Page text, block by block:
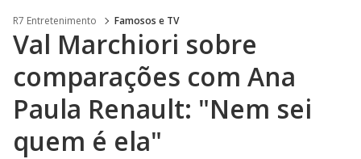
R7 Entretenimento Famosos e TV
Val Marchiori sobre
comparações com Ana
Paula Renault: "Nem sei
quem é ela"